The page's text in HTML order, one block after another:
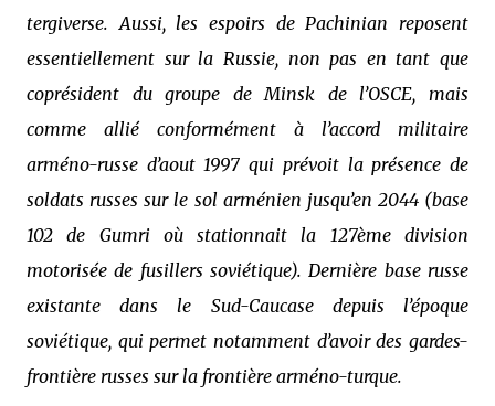
tergiverse. Aussi, les espoirs de Pachinian reposent
essentiellement sur la Russie, non pas en tant que
coprésident du groupe de Minsk de l’OSCE, mais
comme allié conformément à l’accord militaire
arméno-russe d’aout 1997 qui prévoit la présence de
soldats russes sur le sol arménien jusqu’en 2044 (base
102 de Gumri où stationnait la 127ème division
motorisée de fusillers soviétique). Dernière base russe
existante dans le Sud-Caucase depuis l’époque
soviétique, qui permet notamment d’avoir des gardes-
frontière russes sur la frontière arméno-turque.